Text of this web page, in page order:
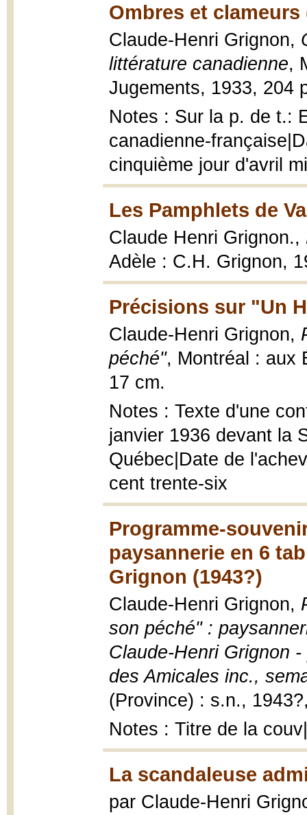
Ombres et clameurs
Claude-Henri Grignon,
littérature canadienne,
Jugements, 1933, 204
Notes : Sur la p. de t.:
canadienne-
cinquième jour d'avril
Les Pamphlets de
Claude Henri Grignon.,
Adèle : C.H. Grignon,
Précisions sur "Un
Claude-Henri Grignon,
péché", Montréal : aux
17 cm.
Notes : Texte d'une
janvier 1936 devant la
Québec|Date de
cent trente-six
Programme-
paysannerie en 6
Grignon (1943?)
Claude-Henri Grignon,
son péché" :
Claude-Henri Grignon
des Amicales inc.,
(Province) : s.n.,
Notes : Titre de la
La scandaleuse
par Claude-Henri